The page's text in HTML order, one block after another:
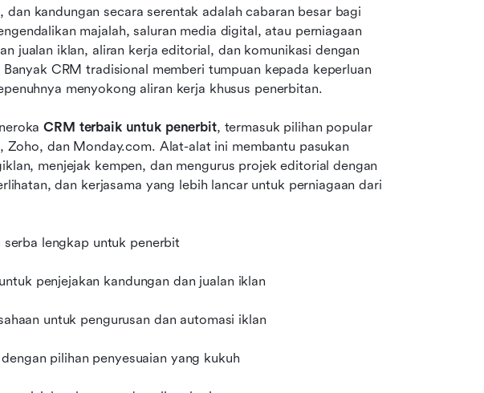
kandungan secara serentak adalah cabaran besar bagi
majalah, saluran media digital, atau perniagaan
jualan iklan, aliran kerja editorial, dan komunikasi dengan
CRM tradisional memberi tumpuan kepada keperluan
menyokong aliran kerja khusus penerbitan.
CRM terbaik untuk penerbit, termasuk pilihan popular
Zoho, dan Monday.com. Alat-alat ini membantu pasukan
menjejak kempen, dan mengurus projek editorial dengan
dan kerjasama yang lebih lancar untuk perniagaan dari
lengkap untuk penerbit
penjejakan kandungan dan jualan iklan
untuk pengurusan dan automasi iklan
pilihan penyesuaian yang kukuh